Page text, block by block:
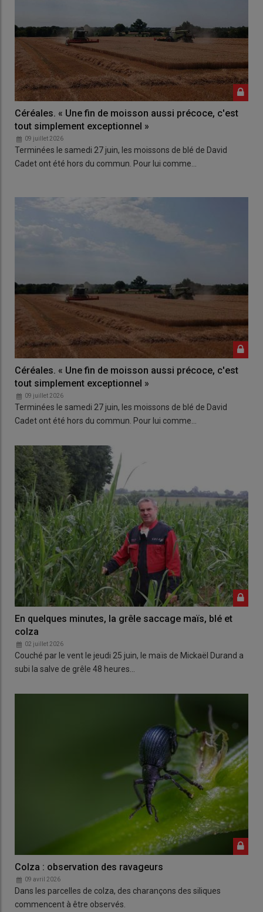
Céréales. « Une fin de moisson aussi précoce, c'est
tout simplement exceptionnel »
09 juillet 2026
Terminées le samedi 27 juin, les moissons de blé de David
Cadet ont été hors du commun. Pour lui comme…
Céréales. « Une fin de moisson aussi précoce, c'est
tout simplement exceptionnel »
09 juillet 2026
Terminées le samedi 27 juin, les moissons de blé de David
Cadet ont été hors du commun. Pour lui comme…
En quelques minutes, la grêle saccage maïs, blé et
colza
02 juillet 2026
Couché par le vent le jeudi 25 juin, le maïs de Mickaël Durand a
subi la salve de grêle 48 heures…
Colza : observation des ravageurs
09 avril 2026
Dans les parcelles de colza, des charançons des siliques
commencent à être observés.